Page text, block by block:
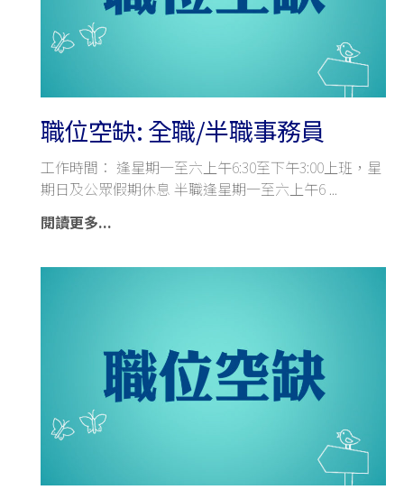
職位空缺: 全職/半職事務員
工作時間： 逢星期一至六上午6:30至下午3:00上班，星
期日及公眾假期休息 半職逢星期一至六上午6
閱讀更多...